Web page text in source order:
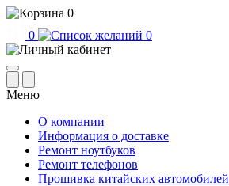
0
0
0
Меню
О компании
Информация о доставке
Ремонт ноутбуков
Ремонт телефонов
Прошивка китайских автомобилей